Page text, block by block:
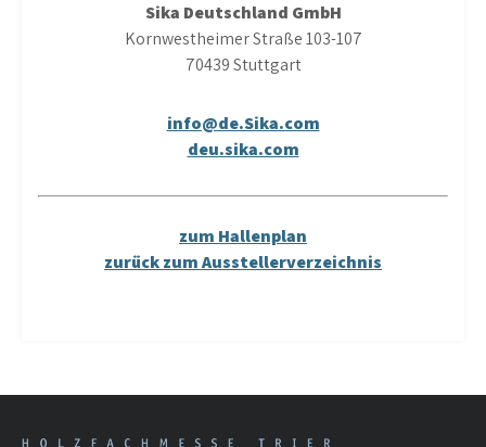
Sika Deutschland GmbH
Kornwestheimer Straße 103-107
70439 Stuttgart
info@de.Sika.com
deu.sika.com
zum Hallenplan
zurück zum Ausstellerverzeichnis